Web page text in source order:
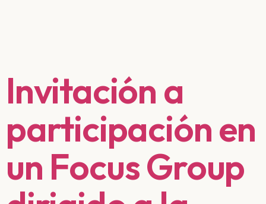
Invitación a
participación en
un Focus Group